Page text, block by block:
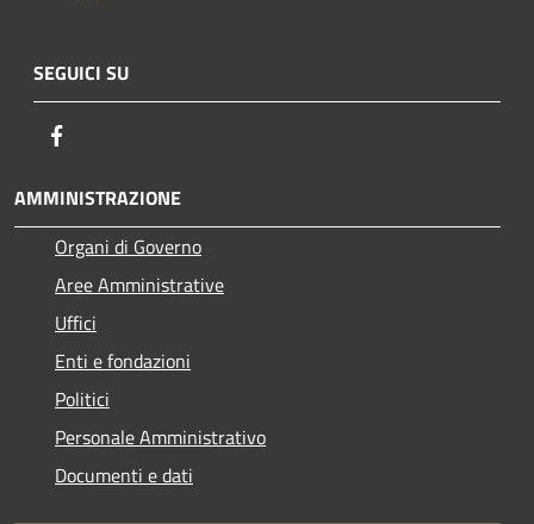
SEGUICI SU
AMMINISTRAZIONE
Organi di Governo
Aree Amministrative
Uffici
Enti e fondazioni
Politici
Personale Amministrativo
Documenti e dati